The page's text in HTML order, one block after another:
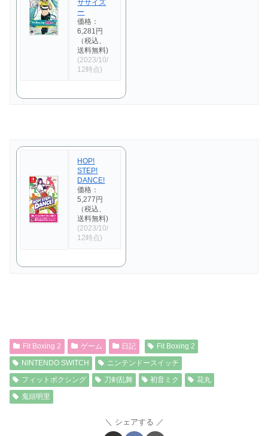
ササイズ
ー
価格：
6,281円
（税込、
送料無料)
(2023/10/
12時点)
HOP!
STEP!
DANCE!
価格：
5,277円
（税込、
送料無料)
(2023/10/
12時点)
Fit Boxing 2 ゲーム 日記
Fit Boxing 2
NINTENDO SWITCH
ニンテンドースイッチ
フィットボクシング
刀剣乱舞 初音ミク
花丸
鬼頭明里
シェアする